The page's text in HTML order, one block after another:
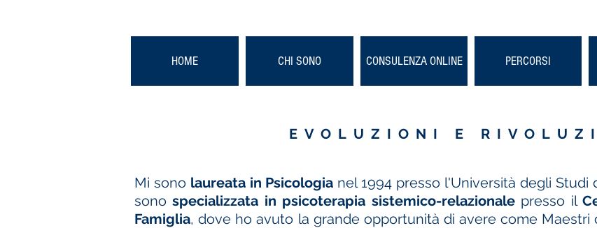
HOME CHI SONO CONSULENZA ONLINE PERCORSI
EVOLUZIONI E
Mi sono laureata in Psicologia nel 1994 presso l'Università degli
sonospecializzata in psicoterapia sistemico-relazionalepresso il
Famiglia, dove ho avuto la grande opportunità di avere come